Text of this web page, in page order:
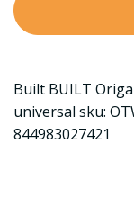
Built BUILT
universal sku:
844983027421